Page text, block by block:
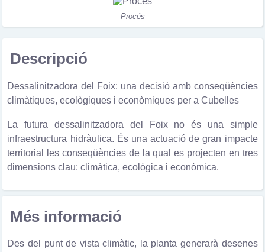
Procés
Descripció
Dessalinitzadora del Foix: una decisió amb conseqüències
climàtiques, ecològiques i econòmiques per a Cubelles
La futura dessalinitzadora del Foix no és una simple
infraestructura hidràulica. És una actuació de gran impacte
territorial les conseqüències de la qual es projecten en tres
dimensions clau: climàtica, ecològica i econòmica.
Més informació
Des del punt de vista climàtic, la planta generarà desenes